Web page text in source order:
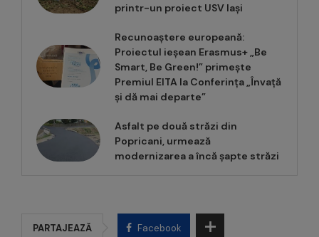
printr-un proiect USV Iași
Recunoaștere europeană:
Proiectul ieșean Erasmus+ „Be
Smart, Be Green!” primește
Premiul EITA la Conferința „Învață
și dă mai departe”
Asfalt pe două străzi din
Popricani, urmează
modernizarea a încă șapte străzi
PARTAJEAZĂ Facebook